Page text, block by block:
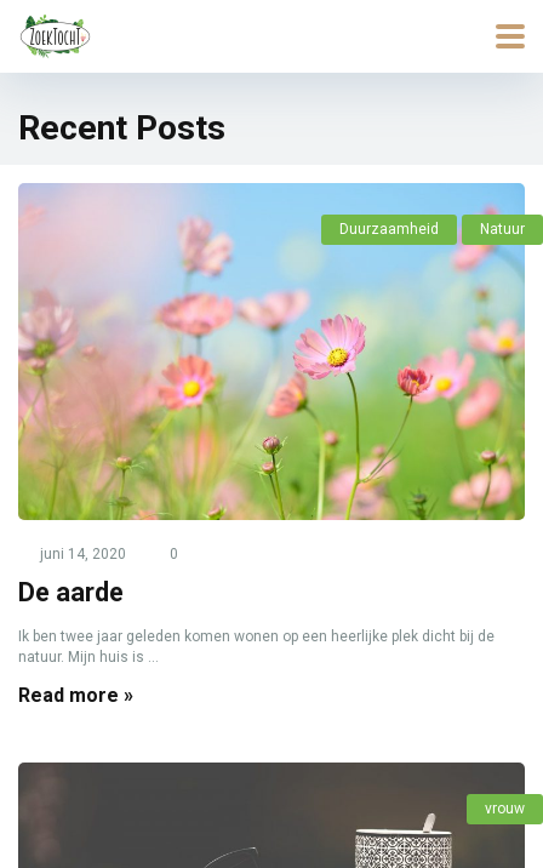
Recent Posts
Duurzaamheid Natuur
juni 14, 2020 0
De aarde
Ik ben twee jaar geleden komen wonen op een heerlijke plek dicht bij de
natuur. Mijn huis is ...
Read more »
vrouw